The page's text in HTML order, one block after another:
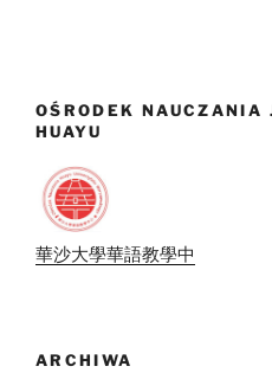
OŚRODEK NAUCZANIA
HUAYU
華沙大學華語教學中
ARCHIWA